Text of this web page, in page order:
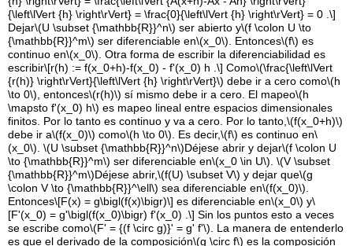
{\left\lVert {h} \right\rVert} = \frac{0}{\left\lVert {h} \right\rVert} = 0 .\]
Dejar\(U \subset {\mathbb{R}}^n\) ser abierto y\(f \colon U \to
{\mathbb{R}}^m\) ser diferenciable en\(x_0\) . Entonces\(f\) es
continuo en\(x_0\) . Otra forma de escribir la diferenciabilidad es
escribir\[r(h) := f(x_0+h)-f(x_0) - f'(x_0) h .\] Como\(\frac{\left\lVert
{r(h)} \right\rVert}{\left\lVert {h} \right\rVert}\) debe ir a cero como\(h
\to 0\) , entonces\(r(h)\) sí mismo debe ir a cero. El mapeo\(h
\mapsto f'(x_0) h\) es mapeo lineal entre espacios dimensionales
finitos. Por lo tanto es continuo y va a cero. Por lo tanto,\(f(x_0+h)\)
debe ir a\(f(x_0)\) como\(h \to 0\) . Es decir,\(f\) es continuo en\
(x_0\) .\(U \subset {\mathbb{R}}^n\)Déjese abrir y dejar\(f \colon U
\to {\mathbb{R}}^m\) ser diferenciable en\(x_0 \in U\) .\(V \subset
{\mathbb{R}}^m\)Déjese abrir,\(f(U) \subset V\) y dejar que\(g
\colon V \to {\mathbb{R}}^\ell\) sea diferenciable en\(f(x_0)\)
Entonces\[F(x) = g\bigl(f(x)\bigr)\] es diferenciable en\(x_0\) y\
[F'(x_0) = g'\bigl(f(x_0)\bigr) f'(x_0) .\] Sin los puntos esto a veces
se escribe como\(F' = {(f \circ g)}' = g' f'\) . La manera de entenderlo
es que el derivado de la composición\(g \circ f\) es la composición